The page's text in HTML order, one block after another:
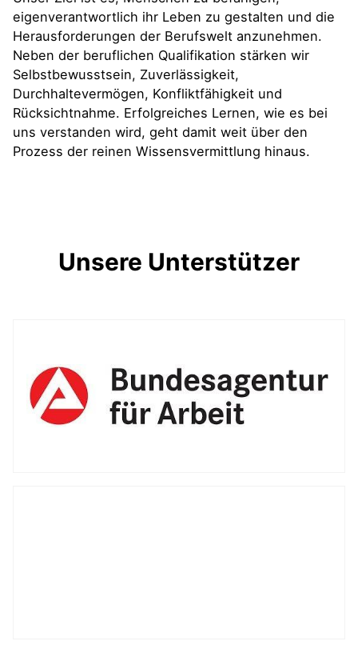
eigenverantwortlich ihr Leben zu gestalten und die
Herausforderungen der Berufswelt anzunehmen.
Neben der beruflichen Qualifikation stärken wir
Selbstbewusstsein, Zuverlässigkeit,
Durchhaltevermögen, Konfliktfähigkeit und
Rücksichtnahme. Erfolgreiches Lernen, wie es bei
uns verstanden wird, geht damit weit über den
Prozess der reinen Wissensvermittlung hinaus.
Unsere Unterstützer